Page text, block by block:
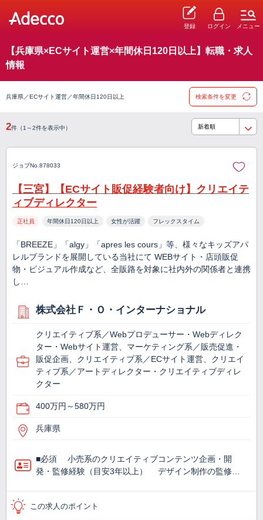
登録 ログイン メニュー
【兵庫県×ECサイト運営×年間休日120日以上】転職・求人
情報
兵庫県／ECサイト運営／年間休日120日以上 検索条件を変更
2件（1～2件を表示中）
ジョブNo.878033
【三宮】【ECサイト販促経験者向け】クリエイテ
ィブディレクター
正社員 年間休日120日以上 女性が活躍 フレックスタイム
「BREEZE」「algy」「apres les cours」等、様々なキッズアパ
レルブランドを展開している当社にて WEBサイト・店頭販促
物・ビジュアル作成など、全販路を対象に社内外の関係者と連携
し…
株式会社Ｆ・Ｏ・インターナショナル
クリエイティブ系／Webプロデューサー・Webディレク
ター・Webサイト運営、マーケティング系／販売促進・
販促企画、クリエイティブ系／ECサイト運営、クリエイ
ティブ系／アートディレクター・クリエイティブディレ
クター
400万円～580万円
兵庫県
■必須 小売系のクリエイティブコンテンツ企画・開
発・監修経験（目安3年以上） デザイン制作の監修…
この求人のポイント